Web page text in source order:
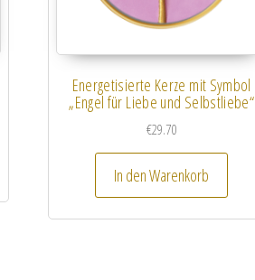
Energetisierte Kerze mit Symbol
„Engel für Liebe und Selbstliebe“
€29.70
In den Warenkorb